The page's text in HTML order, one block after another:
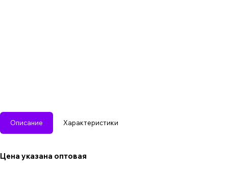
Описание Характеристики
Цена указана оптовая